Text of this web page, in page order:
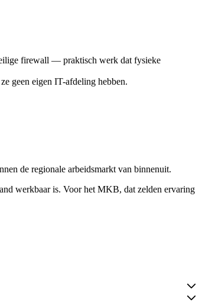
firewall — praktisch werk dat fysieke
geen eigen IT-afdeling hebben.
de regionale arbeidsmarkt van binnenuit.
werkbaar is. Voor het MKB, dat zelden ervaring